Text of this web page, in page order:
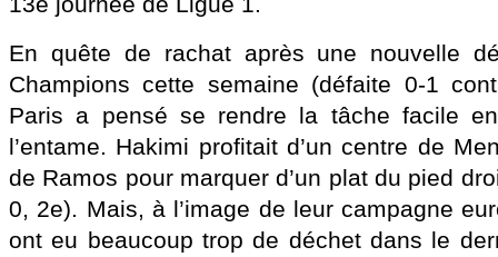
En quête de rachat après une nouvelle
Champions cette semaine (défaite 0-1
Paris a pensé se rendre la tâche facile
l’entame. Hakimi profitait d’un centre de
de Ramos pour marquer d’un plat du pied
0, 2e). Mais, à l’image de leur campagne
ont eu beaucoup trop de déchet dans le